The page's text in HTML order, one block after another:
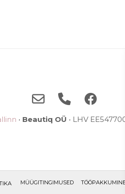
• Beautiq OÜ • LHV
MÜÜGITINGIMUSED